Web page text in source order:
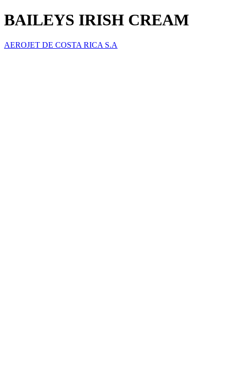
BAILEYS IRISH CREAM
AEROJET DE COSTA RICA S.A